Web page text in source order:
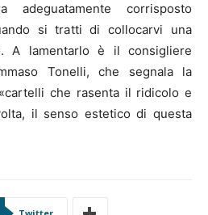
adeguatamente corrisposto
si tratti di collocarvi una
A lamentarlo è il consigliere
Tonelli, che segnala la
che rasenta il ridicolo e
il senso estetico di questa